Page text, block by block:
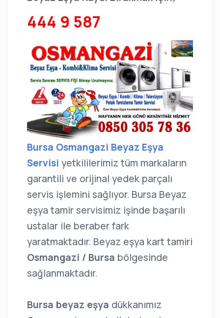
444 9 587
Bursa Osmangazi Beyaz Eşya
Servisi yetkililerimiz tüm markaların
garantili ve orijinal yedek parçalı
servis işlemini sağlıyor. Bursa Beyaz
eşya tamir servisimiz işinde başarılı
ustalar ile beraber fark
yaratmaktadır. Beyaz eşya kart tamiri
Osmangazi / Bursa bölgesinde
sağlanmaktadır.
Bursa beyaz eşya dükkanımız